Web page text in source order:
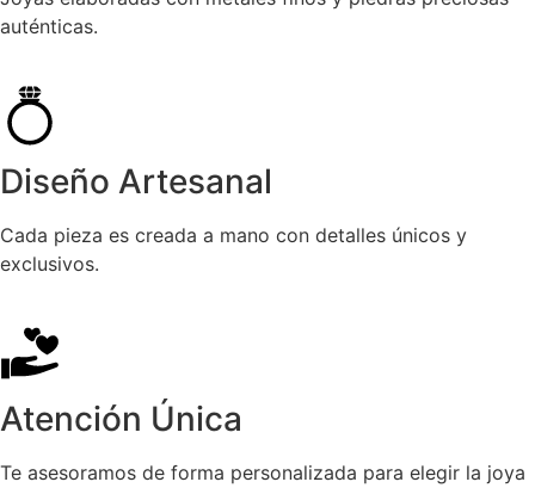
auténticas.
Diseño Artesanal
Cada pieza es creada a mano con detalles únicos y
exclusivos.
Atención Única
Te asesoramos de forma personalizada para elegir la joya